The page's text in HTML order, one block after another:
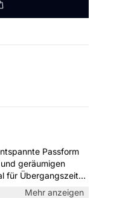
Passform
geräumigen
für Übergangszeiten
Mehr anzeigen